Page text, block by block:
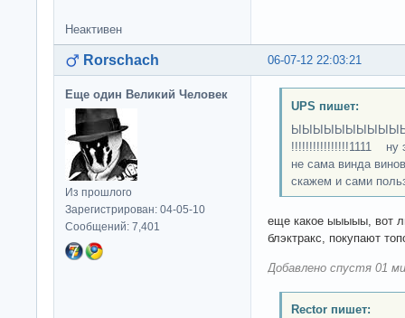
Неактивен
06-07-12 22:03:21
Rorschach
Еще один Великий Человек
Из прошлого
Зарегистрирован: 04-05-10
Сообщений: 7,401
UPS пишет:
!!!!!!!!!!!!!!!!1111 ну
не сама винда
скажем и сами
еще какое ыыыыы, вот
блэктракс, покупают
Добавлено спустя 01
Rector пишет: